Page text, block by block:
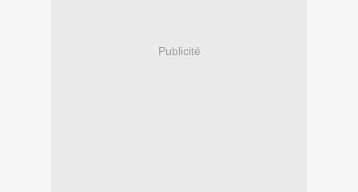
Publicité